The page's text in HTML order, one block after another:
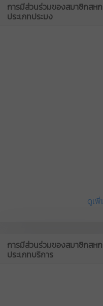
การมีส่วนร่วมของสมาชิกสห
ประเภทประมง
ดูเ
การมีส่วนร่วมของสมาชิกสห
ประเภทบริการ